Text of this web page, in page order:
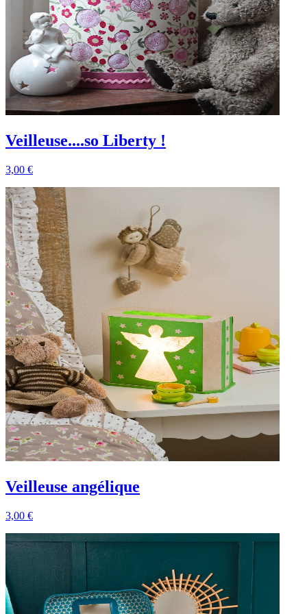
Veilleuse....so Liberty !
3,00 €
Veilleuse angélique
3,00 €